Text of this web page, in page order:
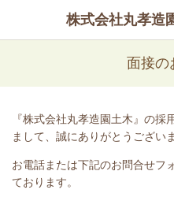
株式会社丸孝造
面接の
『株式会社丸孝造園土木』の採
まして、誠にありがとうござい
お電話または下記のお問合せフ
ております。